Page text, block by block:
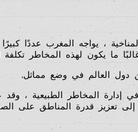
، يواجه المغرب عددًا
ما يكون لهذه المخاطر
دول العالم في وضع مماثل.
في إدارة المخاطر الطبيعية
تعزيز قدرة المناطق على